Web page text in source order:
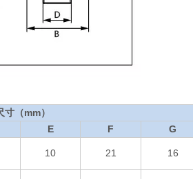
寸（mm）
E F G
10 21 16